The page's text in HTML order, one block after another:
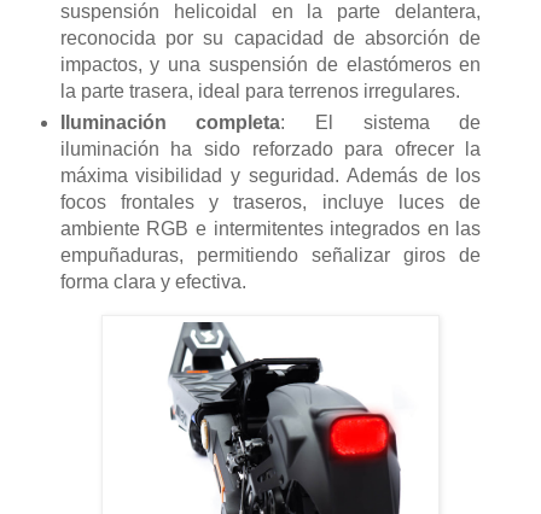
suspensión helicoidal en la parte delantera,
reconocida por su capacidad de absorción de
impactos, y una suspensión de elastómeros en
la parte trasera, ideal para terrenos irregulares.
Iluminación completa: El sistema de
iluminación ha sido reforzado para ofrecer la
máxima visibilidad y seguridad. Además de los
focos frontales y traseros, incluye luces de
ambiente RGB e intermitentes integrados en las
empuñaduras, permitiendo señalizar giros de
forma clara y efectiva.